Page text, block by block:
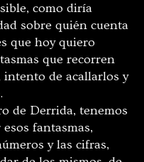
como diría
sobre quién cuenta
que hoy quiero
que recorren
intento de acallarlos y
de Derrida, tenemos
fantasmas,
y las cifras,